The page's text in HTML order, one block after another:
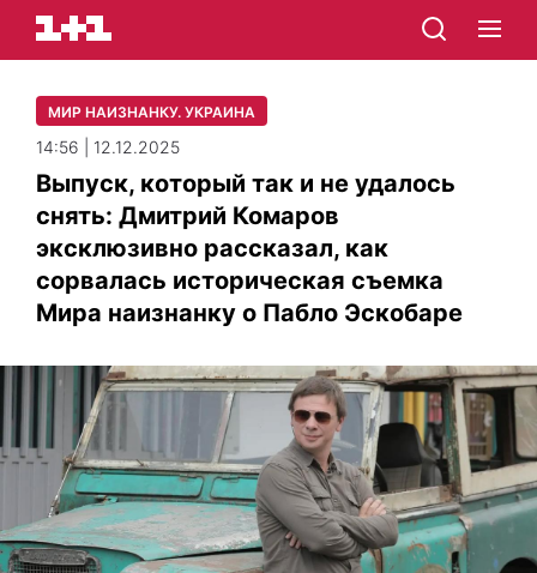
МИР НАИЗНАНКУ. УКРАИНА
14:56 | 12.12.2025
Выпуск, который так и не удалось
снять: Дмитрий Комаров
эксклюзивно рассказал, как
сорвалась историческая съемка
Мира наизнанку о Пабло Эскобаре